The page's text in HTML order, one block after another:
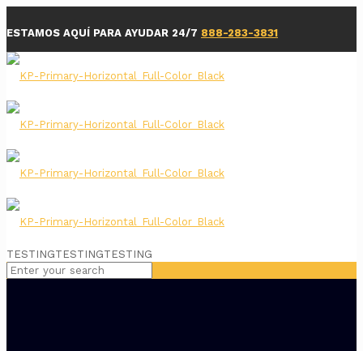
ESTAMOS AQUÍ PARA AYUDAR 24/7 888-283-3831
TESTINGTESTINGTESTING